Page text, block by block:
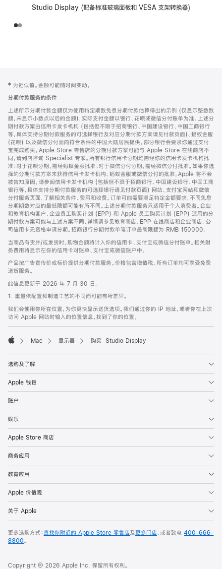
Studio Display (配备标准玻璃面板和 VESA 支架转换器)
页
页
脚
注
‡ 为近似值。金额可能随时间变动。
分期付款服务的条件
上述所示分期付款金额仅为使用特定期数免息分期付款估算得出的示例 (仅显示整数数
额，未显示小数点以后的金额)，实际支付金额以银行、花呗或微信分付账单为准。上述分
期付款方案由信用卡发卡机构 (包括但不限于招商银行、中国建设银行、中国工商银行
等，具体支持分期付款服务的可选择银行及对应分期付款方案请见付款页面)、蚂蚁金服
(花呗) 以及微信分付面向符合条件的中国大陆居民提供。部分银行会要求你通过支付
宝完成购买。Apple Store 零售店的分期付款方案可能与 Apple Store 在线商店不
同，请到店咨询 Specialist 专家。所有银行信用卡分期均需经你的信用卡发卡机构批
准；对于花呗分期，需经蚂蚁金服批准；对于微信分付分期，需经微信分付批准。如果你选
择的分期付款方案未获得信用卡发卡机构、蚂蚁金服或微信分付的批准，Apple 将不会
被告知原因。请参阅信用卡发卡机构 (包括但不限于招商银行、中国建设银行、中国工商
银行等，具体支持分期付款服务的可选择银行请见付款页面) 网站、支付宝网站和微信
分付服务页面，了解相关条件、费用和收费。订单可能需要满足特定金额要求，不同免息
分期期数对应的最低限额可能有所不同。上述分期付款服务只适用于个人消费者。企业
和教育机构客户、企业员工购买计划 (EPP) 和 Apple 员工购买计划 (EPP) 适用的分
期付款方案可能与上述方案不同，详情请参见教育商店、EPP 在线商店和企业商店。公
司信用卡无资格申请分期。招商银行分期付款单笔订单最高限额为 RMB 150000。
当商品有货并/或发货时，购物金额将计入你的信用卡、支付宝或微信分付账单。相关财
务费用将显示在你的信用卡对账单、支付宝或微信账户中。
产品按广告宣传价或标价提供分期付款服务。价格包含增值税。所有订单均可享受免费
送货服务。
此信息更新于 2026 年 7 月 30 日。
1. 重量依配置和制造工艺的不同而可能有所差异。
我们会使用你所在位置，为你更快显示送货选项。我们通过你的 IP 地址，或者你在上次
访问 Apple 网站时输入的位置信息，找到了你的位置。
Mac 显示器 购买 Studio Display
选购及了解
Apple 钱包
账户
娱乐
Apple Store 商店
商务应用
教育应用
Apple 价值观
关于 Apple
更多选购方式：查找你附近的 Apple Store 零售店及更多门店，或者致电 400-666-
8800。
Copyright © 2026 Apple Inc. 保留所有权利。